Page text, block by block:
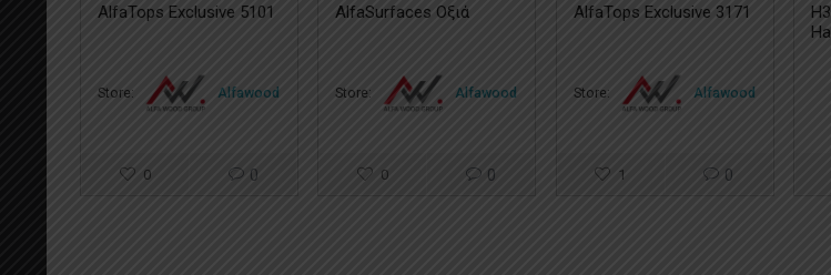
AlfaTops Exclusive 5101
Store: Alfawood
0 0
AlfaSurfaces Οξιά
Store: Alfawood
0 0
AlfaTops Exclusive 3171
Store: Alfawood
1 0